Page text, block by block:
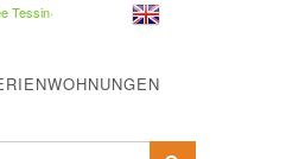
Tessin·